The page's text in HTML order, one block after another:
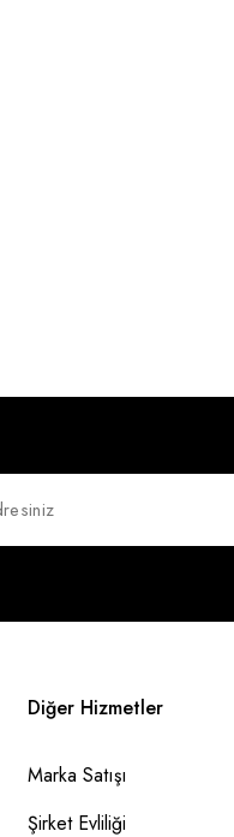
Diğer Hizmetler
Marka Satışı
Şirket Evliliği